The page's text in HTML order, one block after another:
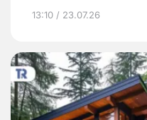
13:10 / 23.07.26